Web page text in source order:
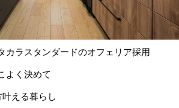
カラスタンダードのオフェリア採用
よく決めて
える暮らし